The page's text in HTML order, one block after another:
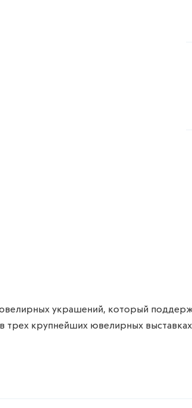
украшений, который
крупнейших ювелирных